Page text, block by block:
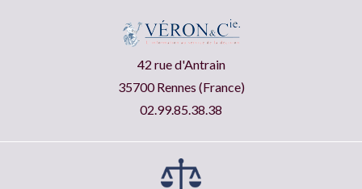
42 rue d'Antrain
35700 Rennes (France)
02.99.85.38.38